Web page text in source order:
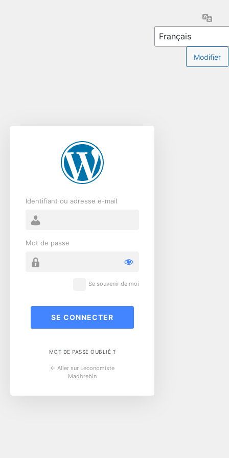
Identifiant ou adresse e-mail
Mot de passe
Se souvenir de moi
MOT DE PASSE OUBLIÉ ?
← Aller sur Leconomiste
Maghrebin